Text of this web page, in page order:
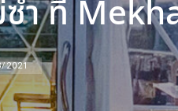
ำ ที่
2021